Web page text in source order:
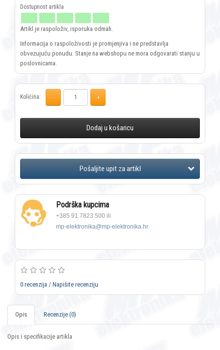
Artikl je raspoloživ, isporuka odmah.
Informacija o raspoloživosti je promjenjiva i ne predstavlja
obvezujuću ponudu. Stanje na webshopu ne mora odgovarati stanju u
poslovnicama.
Količina:
Dodaj u košaricu
Podrška kupcima
+385 91 7823 500 ili
mp-elektronika@mp-elektronika.hr
0 recenzija / Napišite recenziju
Opis Recenzije (0)
Opis i specifikacije artikla